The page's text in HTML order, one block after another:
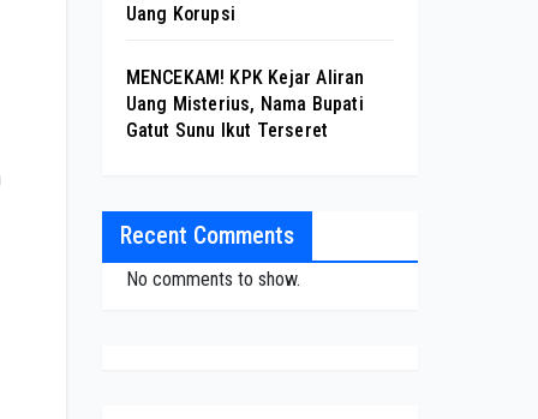
Uang Korupsi
MENCEKAM! KPK Kejar Aliran
Uang Misterius, Nama Bupati
Gatut Sunu Ikut Terseret
Recent Comments
No comments to show.